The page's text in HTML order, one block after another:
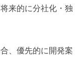
来的に分社化・独
、優先的に開発案